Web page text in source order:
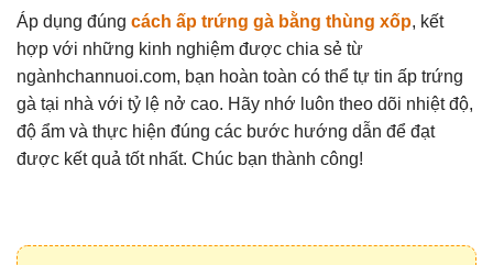
Áp dụng đúng cách ấp trứng gà bằng thùng xốp, kết
hợp với những kinh nghiệm được chia sẻ từ
ngànhchannuoi.com, bạn hoàn toàn có thể tự tin ấp trứng
gà tại nhà với tỷ lệ nở cao. Hãy nhớ luôn theo dõi nhiệt độ,
độ ẩm và thực hiện đúng các bước hướng dẫn để đạt
được kết quả tốt nhất. Chúc bạn thành công!